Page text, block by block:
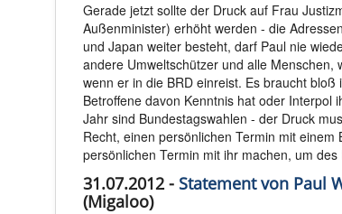
Gerade jetzt sollte der Druck auf Frau
Außenminister) erhöht werden - die
und Japan weiter besteht, darf Paul nie
andere Umweltschützer und alle
wenn er in die BRD einreist. Es braucht
Betroffene davon Kenntnis hat oder Interpol
Jahr sind Bundestagswahlen - der Druck
Recht, einen persönlichen Termin mit
persönlichen Termin mit ihr machen, um
31.07.2012 - Statement von Paul
(Migaloo)